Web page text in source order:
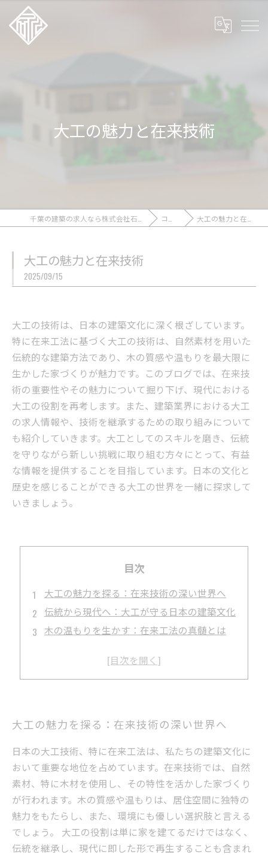
大工の魅力と在来技術
コラム 大工の魅力と在来技術
大工の魅力と在来技術
2025/09/15
大工の技術は、日本の建築文化に深く根ざしています。
特に在来工法に基づく大工の技術は、自然素材を用いた
伝統的な建築方法であり、木の質感や温もりを最大限に
生かした家づくりが魅力です。このブログでは、在来技
術の重要性やその魅力について掘り下げ、現代における
大工の役割を再考します。また、建築業界における大工
の求人情報や、技術を継承するための取り組みについて
も紹介していきます。大工としてのスキルを磨き、伝統
を守りながら新しい挑戦に取り組む方々にとって、有益
な情報を提供することを目指しています。日本の文化と
歴史を感じることができる大工の世界を一緒に探求して
いきましょう。
目次
大工の魅力を探る：在来技術の深い世界へ
伝統から現代へ：大工が守る日本の建築文化
木の温もりを生かす：在来工法の真髄とは
次世代を担う大工たち：技術の継承と挑戦
大工の魅力を探る：在来技術の深い世界へ
日本の大工技術、特に在来工法は、私たちの建築文化に
おいて重要な地位を占めています。在来技術では、自然
素材、特に木材を使用し、その特性を活かした家づくり
が行われます。木の質感や温もりは、居住空間に独特の
魅力をもたらし、また、環境にも優しい選択肢と言える
でしょう。 大工の役割は単に家を建てるだけではなく、
伝統を継承し、現代に即した形で再生することも含まれ